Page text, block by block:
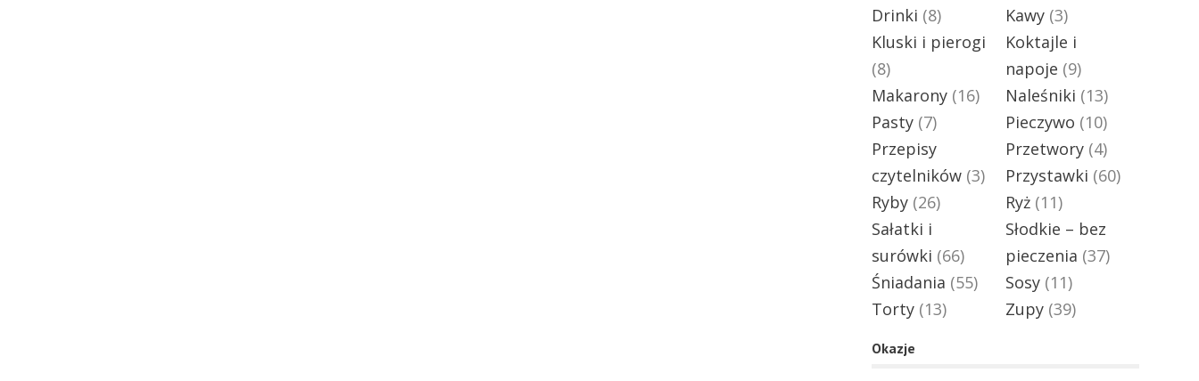
Drinki (8) Kawy (3)
Kluski i pierogi
(8)
Koktajle i
napoje (9)
Makarony (16) Naleśniki (13)
Pasty (7) Pieczywo (10)
Przepisy
czytelników (3)
Przetwory (4)
Przystawki (60)
Ryby (26) Ryż (11)
Sałatki i
surówki (66)
Słodkie – bez
pieczenia (37)
Śniadania (55) Sosy (11)
Torty (13) Zupy (39)
Okazje